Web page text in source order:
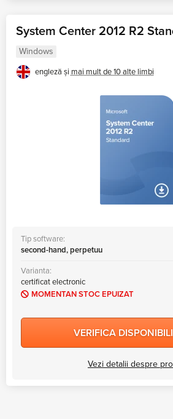
System Center 2012 R2
Windows
engleză și mai mult de 10 alte limbi
Tip software:
second-hand, perpetuu
Varianta:
certificat electronic
MOMENTAN STOC EPUIZAT
VERIFICA
Vezi detalii despre